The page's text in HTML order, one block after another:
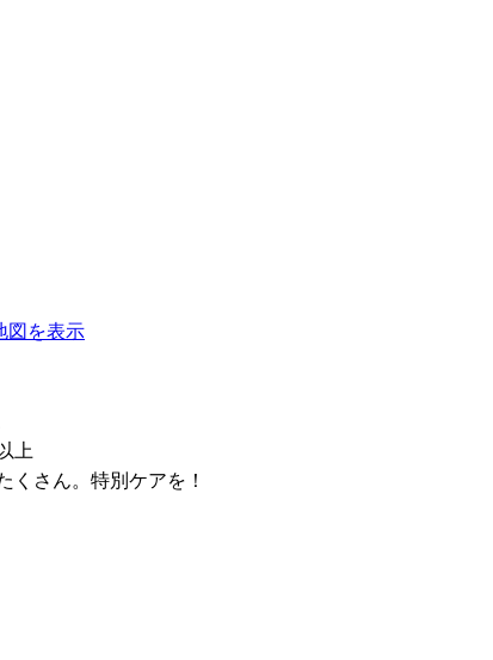
図を表示
上
くさん。特別ケアを！